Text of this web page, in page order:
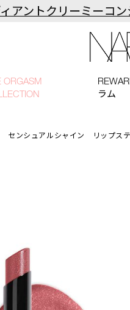
ィアントクリーミーコ
ORGASM
ラム
センシュアルシャイン リップス